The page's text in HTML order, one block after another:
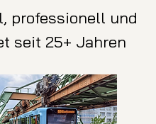
professionell und
seit 25+ Jahren